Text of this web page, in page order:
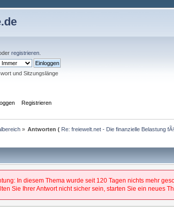
registrieren
und Sitzungslänge
Registrieren
» Antworten ( Re: freiewelt.net - Die finanzielle Belastung
In diesem Thema wurde seit 120 Tagen nichts mehr
Sie Ihrer Antwort nicht sicher sein, starten Sie ein neues